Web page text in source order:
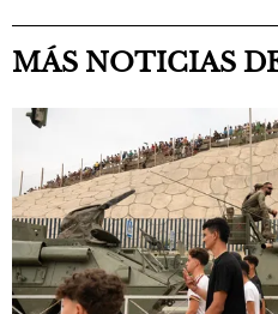
MÁS NOTICIAS